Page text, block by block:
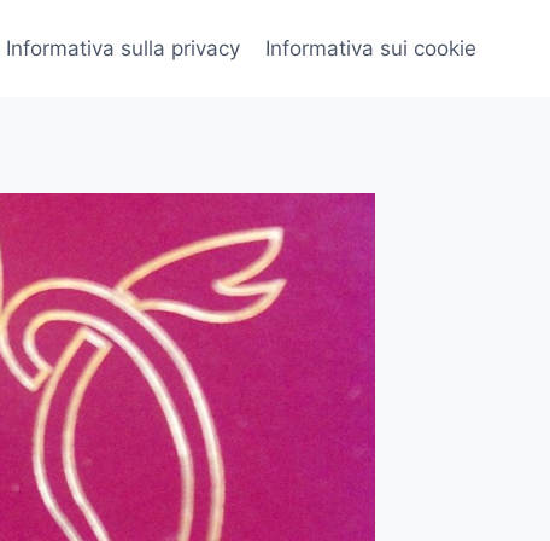
Informativa sulla privacy Informativa sui cookie